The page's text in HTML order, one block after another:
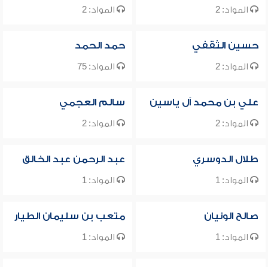
المواد: 2 المواد: 2
حسين الثقفي
المواد: 2
حمد الحمد
المواد: 75
علي بن محمد آل ياسين
المواد: 2
سالم العجمي
المواد: 2
طلال الدوسري
المواد: 1
عبد الرحمن عبد الخالق
المواد: 1
صالح الونيان
المواد: 1
متعب بن سليمان الطيار
المواد: 1